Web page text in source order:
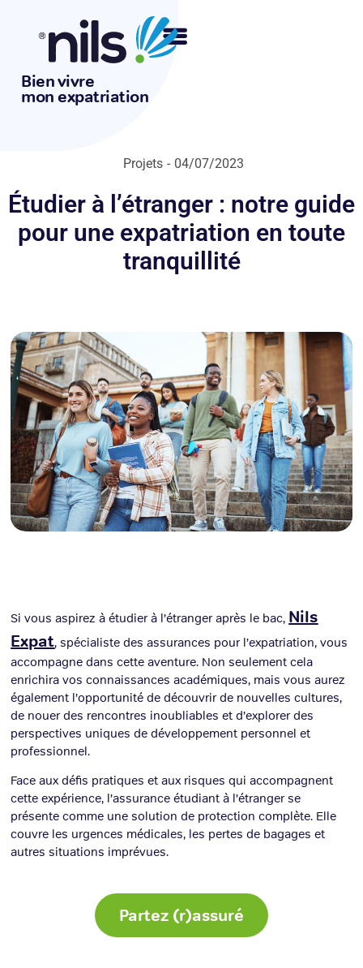
Bien vivre
mon expatriation
Projets - 04/07/2023
Étudier à l’étranger : notre guide
pour une expatriation en toute
tranquillité
Si vous aspirez à étudier à l’étranger après le bac, Nils
Expat, spécialiste des assurances pour l’expatriation, vous
accompagne dans cette aventure. Non seulement cela
enrichira vos connaissances académiques, mais vous aurez
également l’opportunité de découvrir de nouvelles cultures,
de nouer des rencontres inoubliables et d’explorer des
perspectives uniques de développement personnel et
professionnel.
Face aux défis pratiques et aux risques qui accompagnent
cette expérience, l’assurance étudiant à l’étranger se
présente comme une solution de protection complète. Elle
couvre les urgences médicales, les pertes de bagages et
autres situations imprévues.
Partez (r)assuré